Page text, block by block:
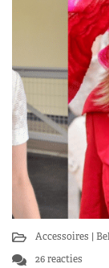
Accessoires
26 reacties